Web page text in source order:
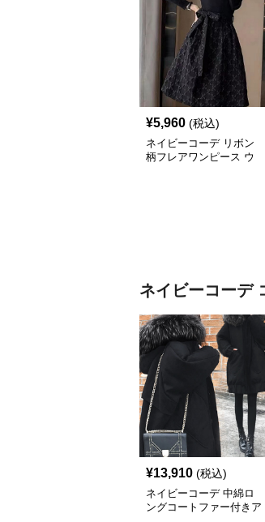
¥5,960 (税込)
ネイビーコーデ リボン
柄フレアワンピース ウ
ネイビーコーデ
¥13,910 (税込)
ネイビーコーデ 中綿ロ
ングコートファー付きア